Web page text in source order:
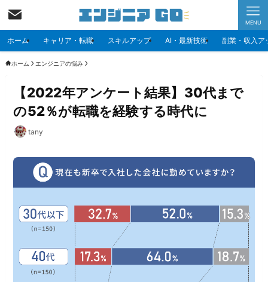
MENU
ホーム キャリア・転職 スキルアップ AI・最新技術 副業・収入ア
ホーム エンジニアの悩み
【2022年アンケート結果】30代まで
の52％が転職を経験する時代に
tany